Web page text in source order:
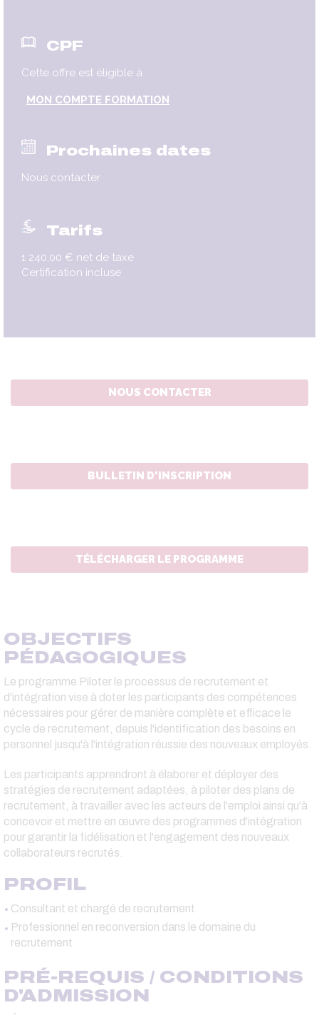
CPF
Cette offre est éligible à
MON COMPTE FORMATION
Prochaines dates
Nous contacter
Tarifs
1 240,00 € net de taxe
Certification incluse
NOUS CONTACTER
BULLETIN D'INSCRIPTION
TÉLÉCHARGER LE PROGRAMME
OBJECTIFS
PÉDAGOGIQUES
Le programme Piloter le processus de recrutement et
d'intégration vise à doter les participants des compétences
nécessaires pour gérer de manière complète et efficace le
cycle de recrutement, depuis l'identification des besoins en
personnel jusqu'à l'intégration réussie des nouveaux employés.
Les participants apprendront à élaborer et déployer des
stratégies de recrutement adaptées, à piloter des plans de
recrutement, à travailler avec les acteurs de l'emploi ainsi qu'à
concevoir et mettre en œuvre des programmes d'intégration
pour garantir la fidélisation et l'engagement des nouveaux
collaborateurs recrutés.
PROFIL
Consultant et chargé de recrutement
Professionnel en reconversion dans le domaine du
recrutement
PRÉ-REQUIS / CONDITIONS
D'ADMISSION